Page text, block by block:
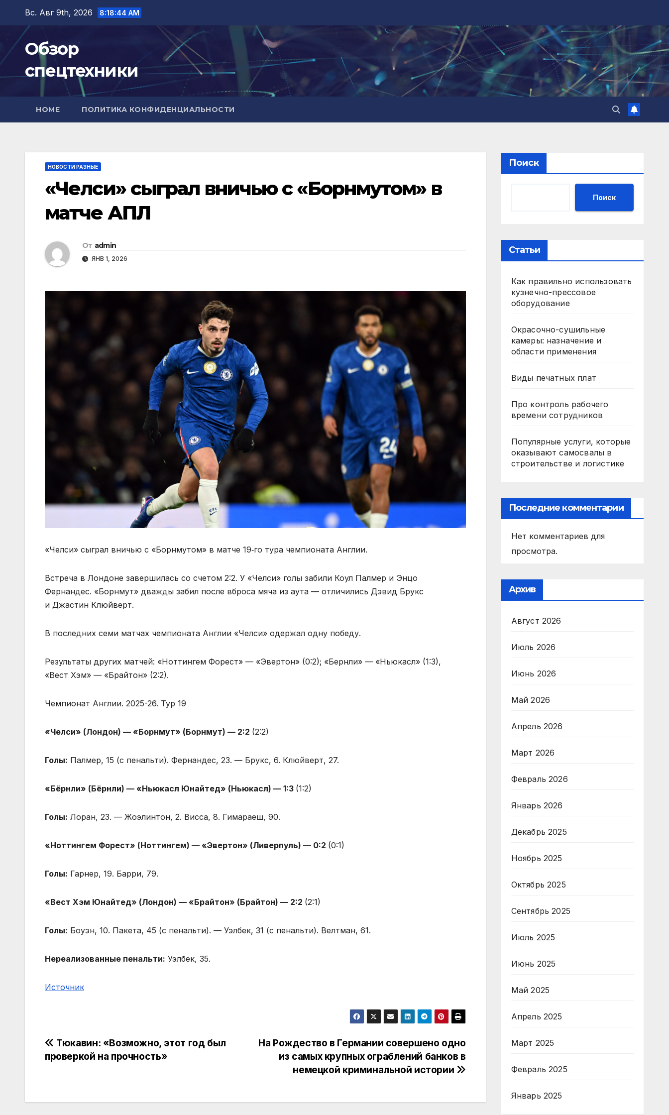
Перейти
содержимому
Вс. Авг 9th, 2026 8:18:45 AM
Обзор
спецтехники
HOME ПОЛИТИКА КОНФИДЕНЦИАЛЬНОСТИ
НОВОСТИ РАЗНЫЕ
«Челси» сыграл вничью с «Борнмутом» в
матче АПЛ
От admin
ЯНВ 1, 2026
«Челси» сыграл вничью с «Борнмутом» в матче 19‑го тура чемпионата Англии.
Встреча в Лондоне завершилась со счетом 2:2. У «Челси» голы забили Коул Палмер и Энцо
Фернандес. «Борнмут» дважды забил после вброса мяча из аута — отличились Дэвид Брукс
и Джастин Клюйверт.
В последних семи матчах чемпионата Англии «Челси» одержал одну победу.
Результаты других матчей: «Ноттингем Форест» — «Эвертон» (0:2); «Бернли» — «Ньюкасл» (1:3),
«Вест Хэм» — «Брайтон» (2:2).
Чемпионат Англии. 2025-26. Тур 19
«Челси» (Лондон) — «Борнмут» (Борнмут) — 2:2 (2:2)
Голы: Палмер, 15 (с пенальти). Фернандес, 23. — Брукс, 6. Клюйверт, 27.
«Бёрнли» (Бёрнли) — «Ньюкасл Юнайтед» (Ньюкасл) — 1:3 (1:2)
Голы: Лоран, 23. — Жоэлинтон, 2. Висса, 8. Гимараеш, 90.
«Ноттингем Форест» (Ноттингем) — «Эвертон» (Ливерпуль) — 0:2 (0:1)
Голы: Гарнер, 19. Барри, 79.
«Вест Хэм Юнайтед» (Лондон) — «Брайтон» (Брайтон) — 2:2 (2:1)
Голы: Боуэн, 10. Пакета, 45 (с пенальти). — Уэлбек, 31 (с пенальти). Велтман, 61.
Нереализованные пенальти: Уэлбек, 35.
Источник
Навигация
по
На Рождество в Германии совершено одно
из самых крупных ограблений банков в
немецкой криминальной истории
Тюкавин: «Возможно, этот год был
проверкой на прочность»
Поиск
Поиск
Статьи
Как правильно использовать
кузнечно-прессовое
оборудование
Окрасочно-сушильные
камеры: назначение и
области применения
Виды печатных плат
Про контроль рабочего
времени сотрудников
Популярные услуги, которые
оказывают самосвалы в
строительстве и логистике
Последние комментарии
Нет комментариев для
просмотра.
Архив
Август 2026
Июль 2026
Июнь 2026
Май 2026
Апрель 2026
Март 2026
Февраль 2026
Январь 2026
Декабрь 2025
Ноябрь 2025
Октябрь 2025
Сентябрь 2025
Июль 2025
Июнь 2025
Май 2025
Апрель 2025
Март 2025
Февраль 2025
Январь 2025